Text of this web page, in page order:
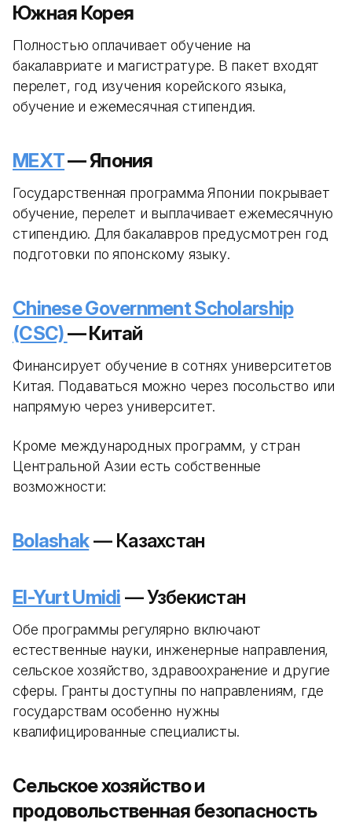
Южная Корея
Полностью оплачивает обучение на
бакалавриате и магистратуре. В пакет входят
перелет, год изучения корейского языка,
обучение и ежемесячная стипендия.
MEXT— Япония
Государственная программа Японии покрывает
обучение, перелет и выплачивает ежемесячную
стипендию. Для бакалавров предусмотрен год
подготовки по японскому языку.
Chinese Government Scholarship
(CSC)— Китай
Финансирует обучение в сотнях университетов
Китая. Подаваться можно через посольство или
напрямую через университет.
Кроме международных программ, у стран
Центральной Азии есть собственные
возможности:
Bolashak— Казахстан
El-Yurt Umidi — Узбекистан
Обе программы регулярно включают
естественные науки, инженерные направления,
сельское хозяйство, здравоохранение и другие
сферы. Гранты доступны по направлениям, где
государствам особенно нужны
квалифицированные специалисты.
Сельское хозяйство и
продовольственная безопасность